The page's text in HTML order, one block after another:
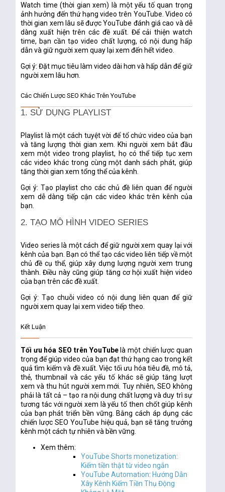
Watch time (thời gian xem) là một yếu tố quan trọng
ảnh hưởng đến thứ hạng video trên YouTube. Video có
thời gian xem lâu sẽ được YouTube đánh giá cao và dễ
dàng xuất hiện trên các đề xuất. Để cải thiện watch
time, bạn cần tạo video chất lượng, có nội dung hấp
dẫn và giữ người xem quay lại xem đến hết video.
Gợi ý: Đặt mục tiêu làm video dài hơn và hấp dẫn để giữ
người xem lâu hơn.
Các Chiến Lược SEO Khác Trên YouTube
1. SỬ DỤNG PLAYLIST
Playlist là một cách tuyệt vời để tổ chức video của bạn
và tăng lượng thời gian xem. Khi người xem bắt đầu
xem một video trong playlist, họ có thể tiếp tục xem
các video khác trong cùng một danh sách phát, giúp
tăng thời gian xem tổng thể của kênh.
Gợi ý: Tạo playlist cho các chủ đề liên quan để người
xem dễ dàng tiếp cận các video khác trên kênh của
bạn.
2. TẠO MÔ HÌNH VIDEO SERIES
Video series là một cách để giữ người xem quay lại với
kênh của bạn. Bạn có thể tạo các video liên tiếp về một
chủ đề cụ thể, giúp xây dựng lượng người xem trung
thành. Điều này cũng giúp tăng cơ hội xuất hiện video
của bạn trên các đề xuất.
Gợi ý: Tạo chuỗi video có nội dung liên quan để giữ
người xem quay lại xem video tiếp theo.
Kết Luận
Tối ưu hóa SEO trên YouTubelà một chiến lược quan
trọng để giúp video của bạn đạt thứ hạng cao trong kết
quả tìm kiếm và đề xuất. Việc tối ưu hóa tiêu đề, mô tả,
thẻ, thumbnail và các yếu tố khác sẽ giúp tăng lượt
xem và thu hút người xem mới. Tuy nhiên, SEO không
phải là tất cả – tạo ra nội dung chất lượng và duy trì sự
tương tác với người xem là yếu tố then chốt giúp kênh
của bạn phát triển bền vững. Bằng cách áp dụng các
chiến lược SEO YouTube hiệu quả, bạn sẽ tăng trưởng
kênh một cách tự nhiên và bền vững.
Xem thêm:
YouTube Shorts monetization:
Kiếm tiền thật từ video ngắn
YouTube Automation: Hướng Dẫn
Xây Kênh Kiếm Tiền Thụ Động